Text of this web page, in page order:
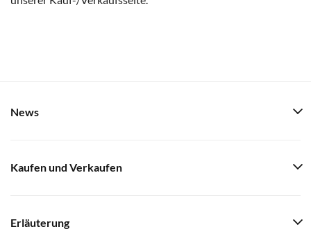
News
Kaufen und Verkaufen
Erläuterung